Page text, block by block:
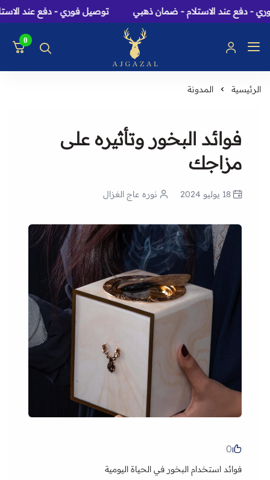
- دفع عند الاستلام - ضمان ذهبي توصيل فوري - دفع عند
عاج الغزال: متجر
0
الرئيسية المدونة
فوائد البخور وتأثيره على
مزاجك
18 يوليو 2024 نوره عاج الغزال
0
فوائد استخدام البخور في الحياة اليومية